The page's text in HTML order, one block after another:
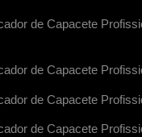
de Capacete
de Capacete
de Capacete
de Capacete